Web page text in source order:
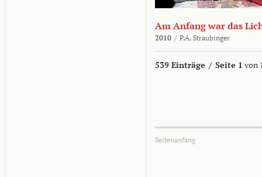
Am Anfang war das
2010 / P.A. Straubinger
539 Einträge / Seite 1 von
Seitenanfang